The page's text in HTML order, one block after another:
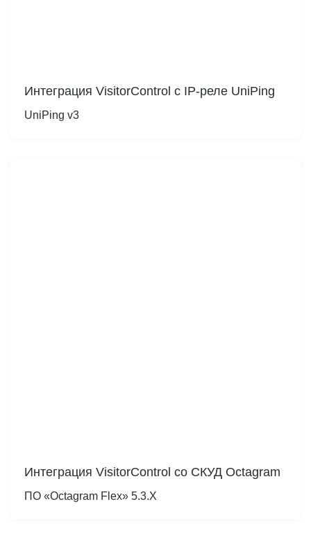
Интеграция VisitorControl c IP-реле UniPing
UniPing v3
Интеграция VisitorControl cо СКУД Octagram
ПО «Octagram Flex» 5.3.X